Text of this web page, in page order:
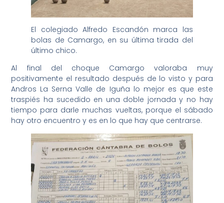
El colegiado Alfredo Escandón marca las
bolas de Camargo, en su última tirada del
último chico.
Al final del choque Camargo valoraba muy
positivamente el resultado después de lo visto y para
Andros La Serna Valle de Iguña lo mejor es que este
traspiés ha sucedido en una doble jornada y no hay
tiempo para darle muchas vueltas, porque el sábado
hay otro encuentro y es en lo que hay que centrarse.